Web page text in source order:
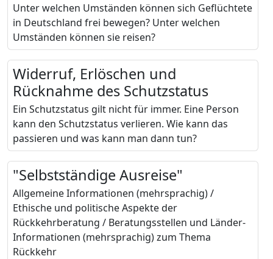
Unter welchen Umständen können sich Geflüchtete
in Deutschland frei bewegen? Unter welchen
Umständen können sie reisen?
Widerruf, Erlöschen und
Rücknahme des Schutzstatus
Ein Schutzstatus gilt nicht für immer. Eine Person
kann den Schutzstatus verlieren. Wie kann das
passieren und was kann man dann tun?
"Selbstständige Ausreise"
Allgemeine Informationen (mehrsprachig) /
Ethische und politische Aspekte der
Rückkehrberatung / Beratungsstellen und Länder-
Informationen (mehrsprachig) zum Thema
Rückkehr